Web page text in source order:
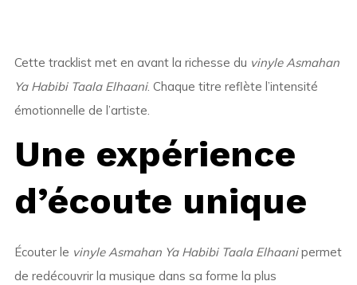
Cette tracklist met en avant la richesse du vinyle Asmahan
Ya Habibi Taala Elhaani. Chaque titre reflète l’intensité
émotionnelle de l’artiste.
Une expérience
d’écoute unique
Écouter le vinyle Asmahan Ya Habibi Taala Elhaanipermet
de redécouvrir la musique dans sa forme la plus